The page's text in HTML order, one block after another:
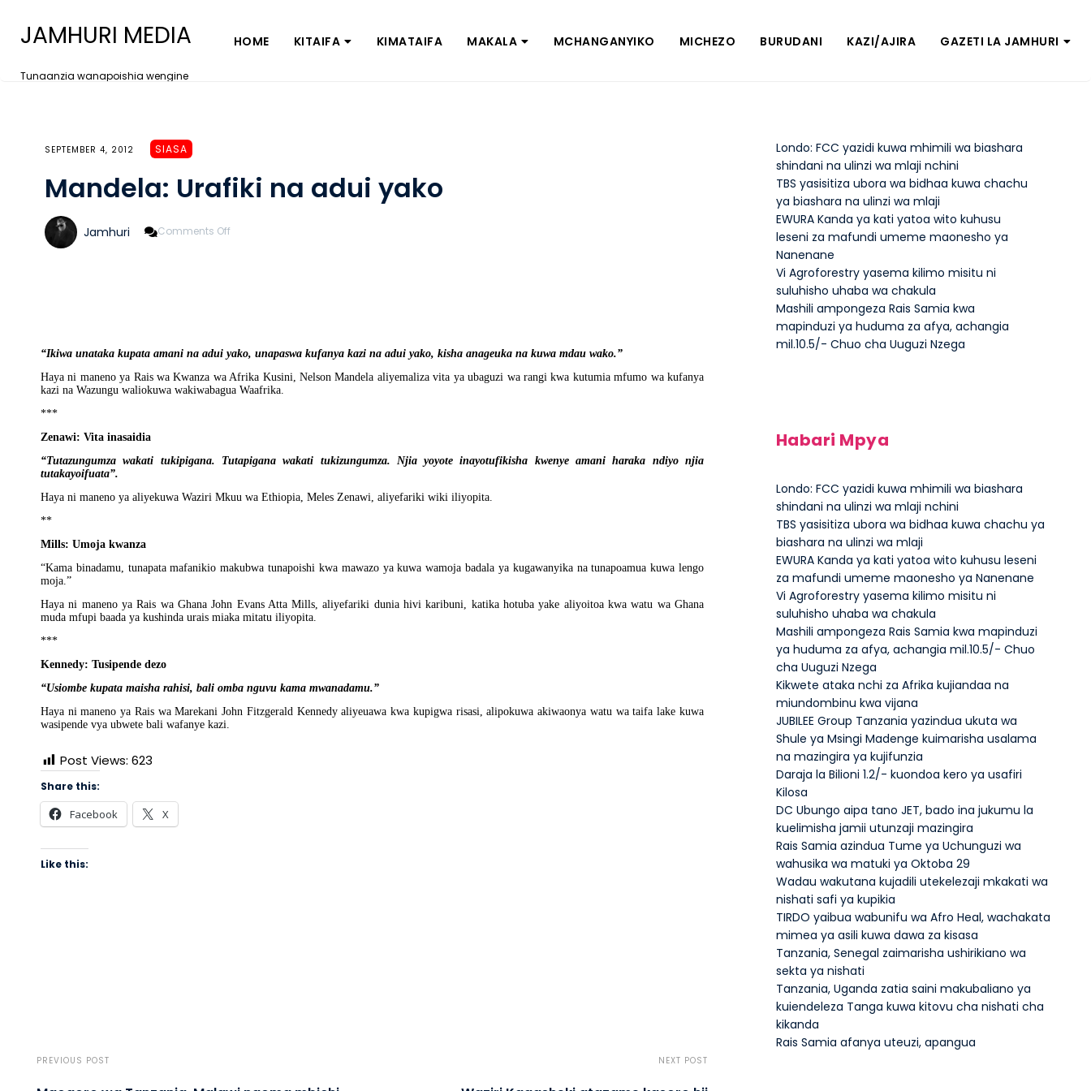
JAMHURI MEDIA
Tunaanzia wanapoishia wengine
HOME KITAIFA KIMATAIFA MAKALA MCHANGANYIKO MICHEZO BURUDANI KAZI/AJIRA GAZETI LA JAMHURI
SEPTEMBER 4, 2012 SIASA
Mandela: Urafiki na adui yako
Jamhuri Comments Off
“Ikiwa unataka kupata amani na adui yako, unapaswa kufanya kazi na adui yako, kisha anageuka na kuwa mdau wako.”
Haya ni maneno ya Rais wa Kwanza wa Afrika Kusini, Nelson Mandela aliyemaliza vita ya ubaguzi wa rangi kwa kutumia mfumo wa kufanya
kazi na Wazungu waliokuwa wakiwabagua Waafrika.
***
Zenawi: Vita inasaidia
“Tutazungumza wakati tukipigana. Tutapigana wakati tukizungumza. Njia yoyote inayotufikisha kwenye amani haraka ndiyo njia
tutakayoifuata”.
Haya ni maneno ya aliyekuwa Waziri Mkuu wa Ethiopia, Meles Zenawi, aliyefariki wiki iliyopita.
**
Mills: Umoja kwanza
“Kama binadamu, tunapata mafanikio makubwa tunapoishi kwa mawazo ya kuwa wamoja badala ya kugawanyika na tunapoamua kuwa lengo
moja.”
Haya ni maneno ya Rais wa Ghana John Evans Atta Mills, aliyefariki dunia hivi karibuni, katika hotuba yake aliyoitoa kwa watu wa Ghana
muda mfupi baada ya kushinda urais miaka mitatu iliyopita.
***
Kennedy: Tusipende dezo
“Usiombe kupata maisha rahisi, bali omba nguvu kama mwanadamu.”
Haya ni maneno ya Rais wa Marekani John Fitzgerald Kennedy aliyeuawa kwa kupigwa risasi, alipokuwa akiwaonya watu wa taifa lake kuwa
wasipende vya ubwete bali wafanye kazi.
Post Views: 623
Share this:
Facebook X
Like this:
PREVIOUS POST NEXT POST
Londo: FCC yazidi kuwa mhimili wa biashara
shindani na ulinzi wa mlaji nchini
TBS yasisitiza ubora wa bidhaa kuwa chachu
ya biashara na ulinzi wa mlaji
EWURA Kanda ya kati yatoa wito kuhusu
leseni za mafundi umeme maonesho ya
Nanenane
Vi Agroforestry yasema kilimo misitu ni
suluhisho uhaba wa chakula
Mashili ampongeza Rais Samia kwa
mapinduzi ya huduma za afya, achangia
mil.10.5/- Chuo cha Uuguzi Nzega
Habari Mpya
Londo: FCC yazidi kuwa mhimili wa biashara
shindani na ulinzi wa mlaji nchini
TBS yasisitiza ubora wa bidhaa kuwa chachu ya
biashara na ulinzi wa mlaji
EWURA Kanda ya kati yatoa wito kuhusu leseni
za mafundi umeme maonesho ya Nanenane
Vi Agroforestry yasema kilimo misitu ni
suluhisho uhaba wa chakula
Mashili ampongeza Rais Samia kwa mapinduzi
ya huduma za afya, achangia mil.10.5/- Chuo
cha Uuguzi Nzega
Kikwete ataka nchi za Afrika kujiandaa na
miundombinu kwa vijana
JUBILEE Group Tanzania yazindua ukuta wa
Shule ya Msingi Madenge kuimarisha usalama
na mazingira ya kujifunzia
Daraja la Bilioni 1.2/- kuondoa kero ya usafiri
Kilosa
DC Ubungo aipa tano JET, bado ina jukumu la
kuelimisha jamii utunzaji mazingira
Rais Samia azindua Tume ya Uchunguzi wa
wahusika wa matuki ya Oktoba 29
Wadau wakutana kujadili utekelezaji mkakati wa
nishati safi ya kupikia
TIRDO yaibua wabunifu wa Afro Heal, wachakata
mimea ya asili kuwa dawa za kisasa
Tanzania, Senegal zaimarisha ushirikiano wa
sekta ya nishati
Tanzania, Uganda zatia saini makubaliano ya
kuiendeleza Tanga kuwa kitovu cha nishati cha
kikanda
Rais Samia afanya uteuzi, apangua